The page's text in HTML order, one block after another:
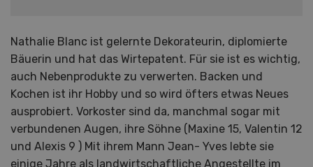
Nathalie Blanc ist gelernte Dekorateurin, diplomierte
Bäuerin und hat das Wirtepatent. Für sie ist es wichtig,
auch Nebenprodukte zu verwerten. Backen und
Kochen ist ihr Hobby und so wird öfters etwas Neues
ausprobiert. Vorkoster sind da, manchmal sogar mit
verbundenen Augen, ihre Söhne (Maxine 15, Valentin 12
und Alexis 9 ) Mit ihrem Mann Jean- Yves lebte sie
einige Jahre als landwirtschaftliche Angestellte im